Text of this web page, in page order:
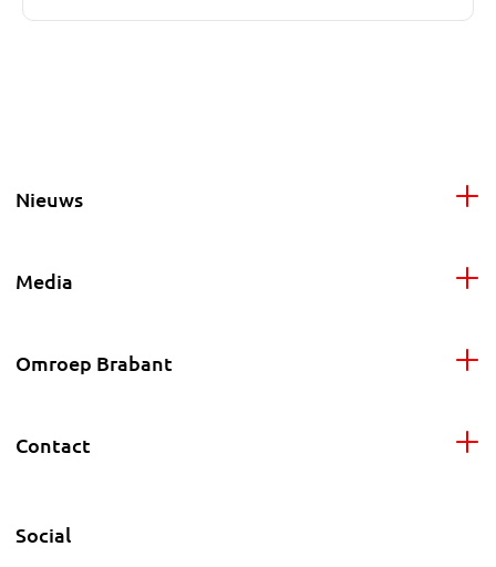
Nieuws
Media
Omroep Brabant
Contact
Social